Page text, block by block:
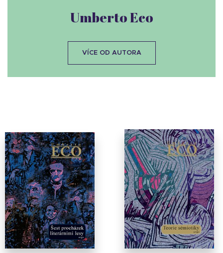
Umberto Eco
VÍCE OD AUTORA